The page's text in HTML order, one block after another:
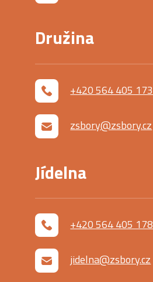
Družina
+420 564 405 173
zsbory@zsbory.cz
Jídelna
+420 564 405 178
jidelna@zsbory.cz